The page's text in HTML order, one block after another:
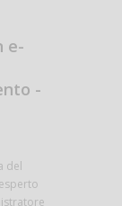
e-
-
del